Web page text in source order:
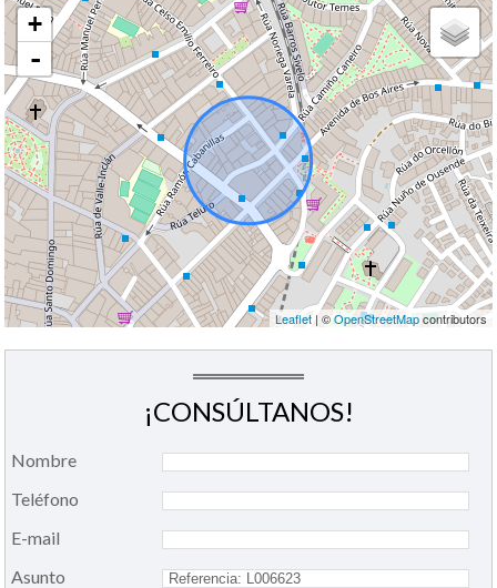
+
-
Leaflet| ©OpenStreetMapcontributors
¡CONSÚLTANOS!
Nombre
Teléfono
E-mail
Asunto